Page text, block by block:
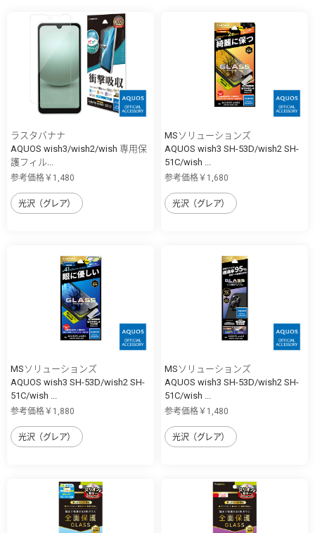
ラスタバナナ
AQUOS wish3/wish2/wish 専用保
護フィル...
参考価格￥1,480
光沢（グレア）
MSソリューションズ
AQUOS wish3 SH-53D/wish2 SH-
51C/wish ...
参考価格￥1,680
光沢（グレア）
MSソリューションズ
AQUOS wish3 SH-53D/wish2 SH-
51C/wish ...
参考価格￥1,880
光沢（グレア）
MSソリューションズ
AQUOS wish3 SH-53D/wish2 SH-
51C/wish ...
参考価格￥1,480
光沢（グレア）